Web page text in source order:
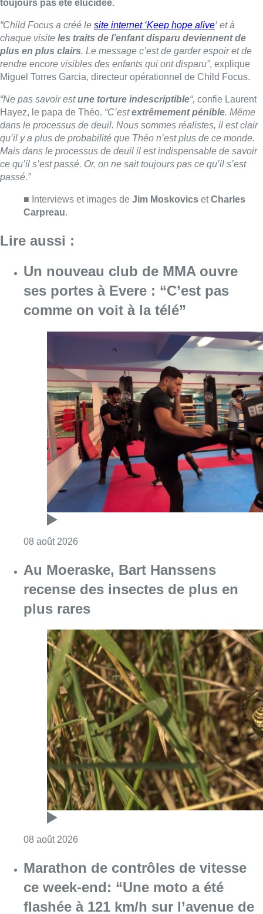
toujours pas été élucidée.
“Child Focus a créé le site internet ‘Keep hope alive‘ et à
chaque visite les traits de l’enfant disparu deviennent de
plus en plus clairs. Le message c’est de garder espoir et de
rendre encore visibles des enfants qui ont disparu”, explique
Miguel Torres Garcia, directeur opérationnel de Child Focus.
“Ne pas savoir estune torture indescriptible“, confie Laurent
Hayez, le papa de Théo. “C’estextrêmement pénible. Même
dans le processus de deuil. Nous sommes réalistes, il est clair
qu’il y a plus de probabilité que Théo n’est plus de ce monde.
Mais dans le processus de deuil il est indispensable de savoir
ce qu’il s’est passé. Or, on ne sait toujours pas ce qu’il s’est
passé.”
■ Interviews et images de Jim Moskovics etCharles
Carpreau.
Lire aussi :
Un nouveau club de MMA ouvre
ses portes à Evere : “C’est pas
comme on voit à la télé”
08 août 2026
Au Moeraske, Bart Hanssens
recense des insectes de plus en
plus rares
08 août 2026
Marathon de contrôles de vitesse
ce week-end: “Une moto a été
flashée à 121 km/h sur l’avenue de